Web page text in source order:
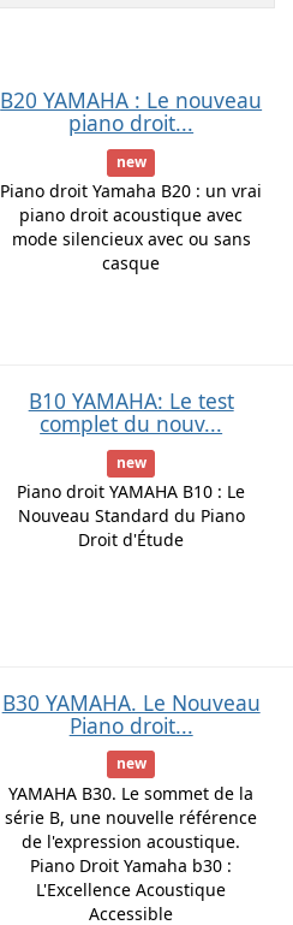
B20 YAMAHA : Le nouveau
piano droit...
new
Piano droit Yamaha B20 : un vrai
piano droit acoustique avec
mode silencieux avec ou sans
casque
B10 YAMAHA: Le test
complet du nouv...
new
Piano droit YAMAHA B10 : Le
Nouveau Standard du Piano
Droit d'Étude
B30 YAMAHA. Le Nouveau
Piano droit...
new
YAMAHA B30. Le sommet de la
série B, une nouvelle référence
de l'expression acoustique.
Piano Droit Yamaha b30 :
L'Excellence Acoustique
Accessible